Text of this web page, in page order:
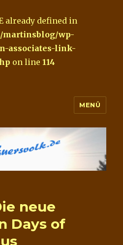
already defined in
martinsblog/wp-
associates-link-
on line 114
MENÜ
neue
Days of